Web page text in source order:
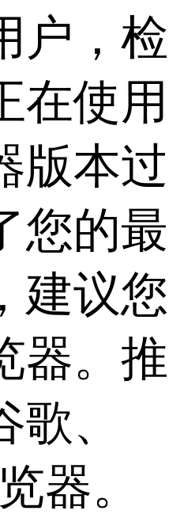
户，检
在使用
版本过
您的最
建议您
器。推
、
器。